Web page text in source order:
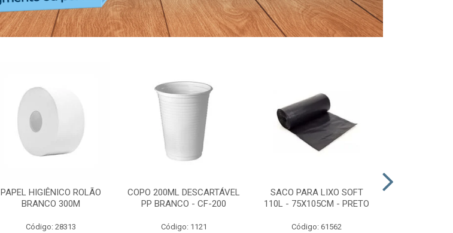
PAPEL HIGIÊNICO ROLÃO
BRANCO 300M
Código: 28313
COPO 200ML DESCARTÁVEL
PP BRANCO - CF-200
Código: 1121
SACO PARA LIXO SOFT
110L - 75X105CM - PRETO
Código: 61562